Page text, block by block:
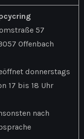
57
Offenbach
donnerstags
17 bis 18 Uhr
nach